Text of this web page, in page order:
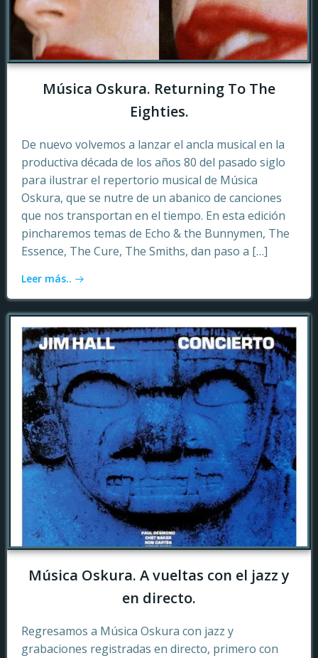
Música Oskura. Returning To The
Eighties.
De nuevo volvemos a lanzar el ancla musical en la
productiva década de los años 80 del pasado siglo
para ilustrar el repertorio musical de Música
Oskura, que se nutre de un abanico de canciones
que nos transportan en el tiempo. En esta edición
pincharemos temas de Echo & the Bunnymen, The
Essence, The Cure, The Smiths, dan paso a […]
Leer más..
Música Oskura. A vueltas con el jazz y
en directo.
Regresamos a Música Oskura con jazz y
grabaciones registradas en directo, primero con